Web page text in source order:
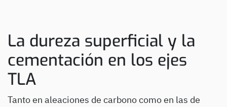
La dureza superficial y la
cementación en los ejes
TLA
Tanto en aleaciones de carbono como en las de